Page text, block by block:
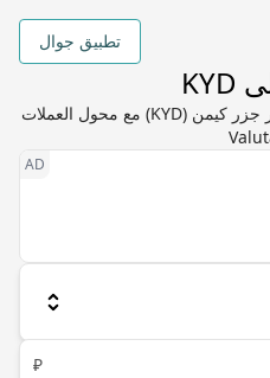
تطبيق جوال
تحويل روبل روسي (RUB) إلى دولار جزر كيمن (KYD) مع محول العملات
₽